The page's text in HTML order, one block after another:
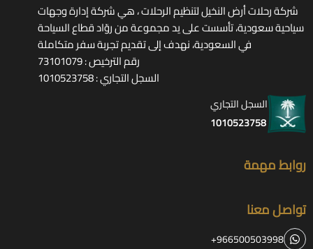
شركة رحلات أرض النخيل لتنظيم الرحلات ، هي شركة إدارة وجهات
سياحية سعودية، تأسست على يد مجموعة من روّاد قطاع السياحة
في السعودية، نهدف إلى تقديم تجربة سفر متكاملة
رقم الترخيص : 73101079
السجل التجاري : 1010523758
السجل التجاري
1010523758
روابط مهمة
تواصل معنا
+966500503998